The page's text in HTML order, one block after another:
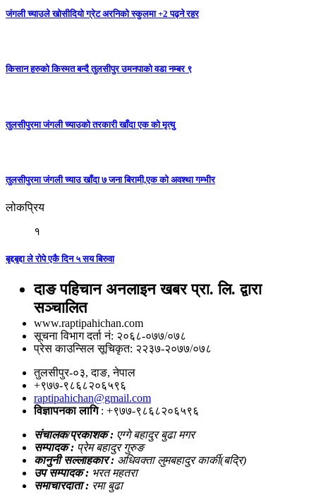
जंगली च्याउले खोसीदियो ग्रेट अरनिको स्कुलमा +2 पढ्ने रहर
किसान हरुको किस्मत बन्दै तुलसीपुर उमनपाको वडा नम्बर ९
तुलसीपुरमा जंगली च्याउको तरकारी खाँदा एक को मृत्यु
तुलसीपुरमा जंगली च्याउ खाँदा ७ जना बिरामी,एक को अवश्था गम्भीर
लोकप्रिय
१
बृद्दबृद्दा ले रोपे एकै दिन ५ सय बिरुवा
दाङ पहिचान अनलाइन खबर प्रा. लि. द्वारा
सञ्चालित
www.raptipahichan.com
सूचना विभाग दर्ता नं: २०६८-०७७/०७८
प्रेस काउन्सिल सूचिकृत: २२३७-२०७७/०७८
तुलसीपुर-०३, दाङ, नेपाल
+९७७-९८६८२०६५९६
raptipahichan@gmail.com
विज्ञापनका लागि: +९७७-९८६८२०६५९६
संचालक/प्रकाशक : एग्गे बहादुर बुढा मगर
सम्पादक : प्रेम बहादुर गुरुङ
कानुनी सल्लाहकार : अधिवक्ता लुमबहादुर कार्की(बद्रि)
उप सम्पादक : भरत महतरा
समाचारदाता : रमा बुढा